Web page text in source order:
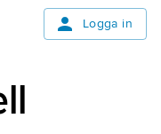
Logga in